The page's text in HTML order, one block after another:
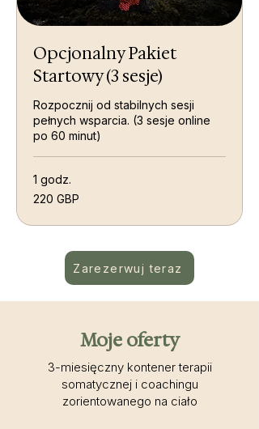
Opcjonalny Pakiet
Startowy (3 sesje)
Rozpocznij od stabilnych sesji
pełnych wsparcia. (3 sesje online
po 60 minut)
1 godz.
220
funtów
220 GBP
Zarezerwuj teraz
Moje oferty
3-miesięczny kontener terapii
somatycznej i coachingu
zorientowanego na ciało